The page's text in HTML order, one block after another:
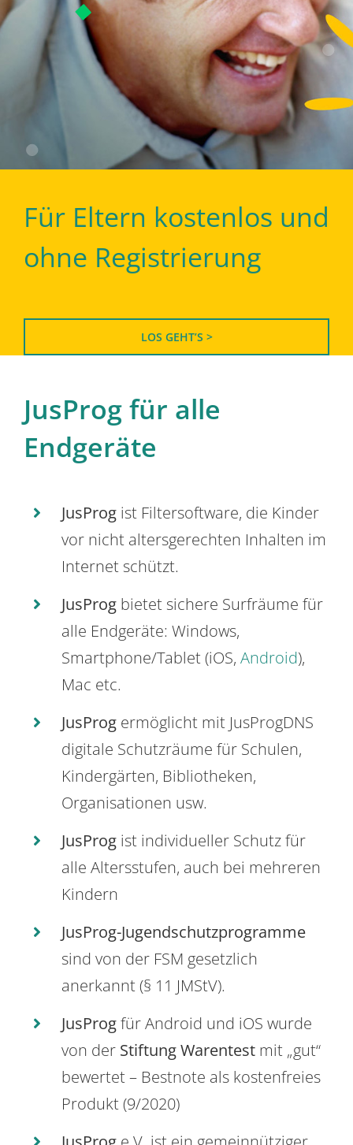
Für Eltern kostenlos und
ohne Registrierung
LOS GEHT’S >
JusProg für alle
Endgeräte
JusProg ist Filtersoftware, die Kinder
vor nicht altersgerechten Inhalten im
Internet schützt.
JusProg bietet sichere Surfräume für
alle Endgeräte: Windows,
Smartphone/Tablet (iOS, Android),
Mac etc.
JusProg ermöglicht mit JusProgDNS
digitale Schutzräume für Schulen,
Kindergärten, Bibliotheken,
Organisationen usw.
JusProg ist individueller Schutz für
alle Altersstufen, auch bei mehreren
Kindern
JusProg-Jugendschutzprogramme
sind von der FSM gesetzlich
anerkannt (§ 11 JMStV).
JusProgfür Android und iOS wurde
von der Stiftung Warentest mit „gut“
bewertet – Bestnote als kostenfreies
Produkt (9/2020)